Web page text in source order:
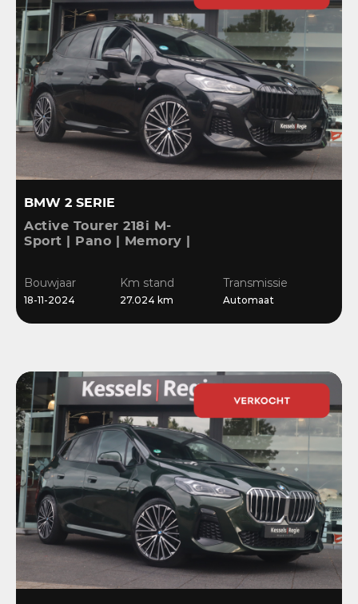
BMW 2 SERIE
Active Tourer 218i M-
Sport | Pano | Memory |
Massage |
Stuur/Stoelverwarming |
Bouwjaar
18-11-2024
Km stand
27.024 km
Transmissie
Automaat